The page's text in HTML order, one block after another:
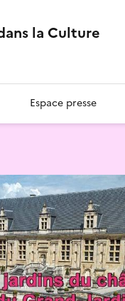
la Culture
Espace presse